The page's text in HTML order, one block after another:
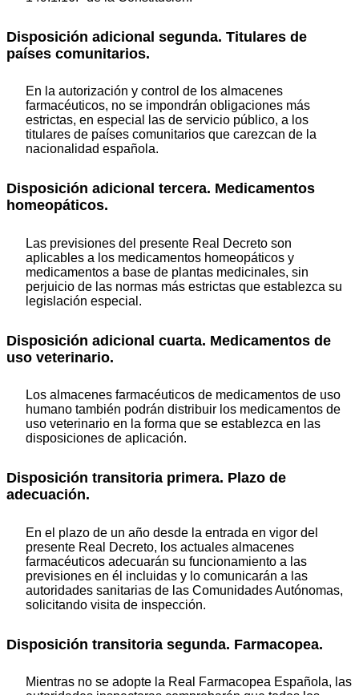
Disposición adicional segunda. Titulares de
países comunitarios.
En la autorización y control de los almacenes
farmacéuticos, no se impondrán obligaciones más
estrictas, en especial las de servicio público, a los
titulares de países comunitarios que carezcan de la
nacionalidad española.
Disposición adicional tercera. Medicamentos
homeopáticos.
Las previsiones del presente Real Decreto son
aplicables a los medicamentos homeopáticos y
medicamentos a base de plantas medicinales, sin
perjuicio de las normas más estrictas que establezca su
legislación especial.
Disposición adicional cuarta. Medicamentos de
uso veterinario.
Los almacenes farmacéuticos de medicamentos de uso
humano también podrán distribuir los medicamentos de
uso veterinario en la forma que se establezca en las
disposiciones de aplicación.
Disposición transitoria primera. Plazo de
adecuación.
En el plazo de un año desde la entrada en vigor del
presente Real Decreto, los actuales almacenes
farmacéuticos adecuarán su funcionamiento a las
previsiones en él incluidas y lo comunicarán a las
autoridades sanitarias de las Comunidades Autónomas,
solicitando visita de inspección.
Disposición transitoria segunda. Farmacopea.
Mientras no se adopte la Real Farmacopea Española, las